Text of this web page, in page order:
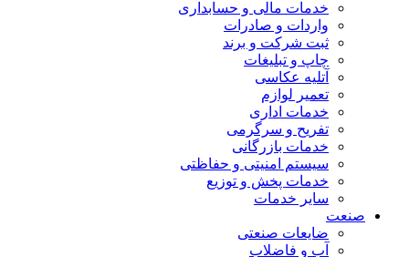
خدمات مالی و حسابداری
واردات و صادرات
ثبت شرکت و برند
چاپ و تبلیغات
آتلیه عکاسی
تعمیر لوازم
خدمات اداری
تفریح و سرگرمی
خدمات بازرگانی
سیستم امنیتی و حفاظتی
خدمات پخش و توزیع
سایر خدمات
صنعت
ضایعات صنعتی
آب و فاضلاب